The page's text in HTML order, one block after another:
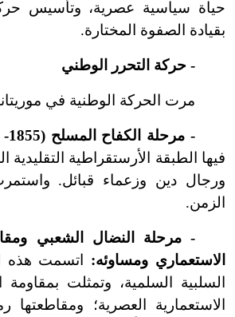
حياة سياسية عصرية، وتأسيس
بقيادة الصفوة المختارة.
- حركة التحرر الوطني
مرت الحركة الوطنية في
- مرحلة الكفاح المسلح (1855- 1936):
فيها الطبقة الأرستقراطية التقليدية
ورجال دين وزعماء قبائل.
الزمن.
- مرحلة النضال الشعبي
الاستعماري ومساوئه: اتسمت هذه
السلبية السلمية، وتمثلت
الاستعمارية العصرية؛